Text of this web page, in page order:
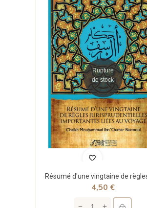
Rupture
de stock
4,50 €